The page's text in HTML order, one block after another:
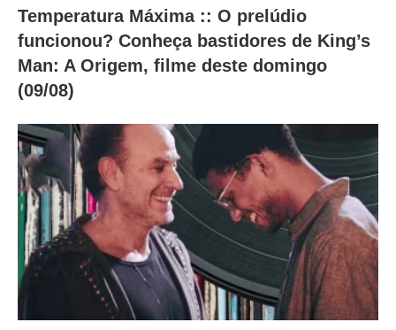
Temperatura Máxima :: O prelúdio
funcionou? Conheça bastidores de King’s
Man: A Origem, filme deste domingo
(09/08)